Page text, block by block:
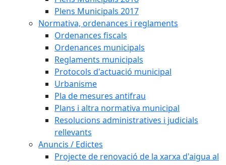
Plens Municipals 2017
Normativa, ordenances i reglaments
Ordenances fiscals
Ordenances municipals
Reglaments municipals
Protocols d'actuació municipal
Urbanisme
Pla de mesures antifrau
Plans i altra normativa municipal
Resolucions administratives i judicials
rellevants
Anuncis / Edictes
Projecte de renovació de la xarxa d'aigua al